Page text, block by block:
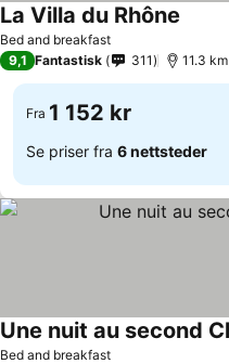
Bed and breakfast
La Villa du Rhône
9,1 Fantastisk 311 11.3
Fra 1 152 kr
Se priser fra 6 nettsteder
Bed and breakfast
Une nuit au second